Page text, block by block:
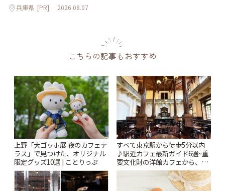
兵庫県 [PR] 2026.08.07
こちらの記事もおすすめ
上野「大ゴッホ展 夜のカフェテ
ラス」で見つけた、オリジナル
限定グッズ10選 | ことりっぷ
すべて東京駅から徒歩5分以内
♪駅近カフェ最新ガイド6選~重
要文化財の洋館カフェから、改
札すぐのレトロ喫茶まで~ | こと